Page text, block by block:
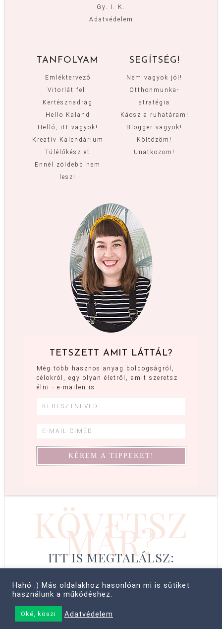
Gy. I. K.
Adatvédelem
TANFOLYAM
Emléktervező
Vitorlát fel!
Kertésznadrág
Hello Kaland
Helló, itt vagyok!
Kreatív Kalendárium
Túlélőkészlet
Ennél zöldebb nem
lesz!
SEGÍTSÉG!
Nem vagyok jól!
Otthonmunka-
stratégia
Káosz a ruhatáram!
Blogger vagyok!
Költözöm!
Unatkozom!
TETSZETT AMIT LÁTTÁL?
Még több hasznos anyag boldogságról,
célokról, egy olyan életről, amit szeretsz
élni - e-mailen is.
KÖVETSZ
MÁR?
ITT IS MEGTALÁLSZ:
© COPYRIGHT 2008–2026 CABBIT SUPREME LTD, FARKAS LÍVIA
• MINDEN JOG FENNTARTVA! ·
Hahó :) Más oldalakhoz hasonlóan mi is sütiket
használunk a működéshez.
Oké, köszi Adatvédelem